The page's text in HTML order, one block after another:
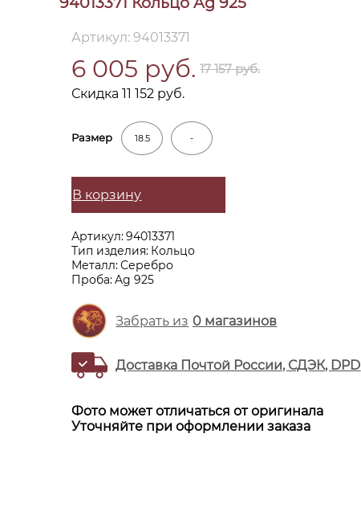
Артикул: 94013371
6 005 руб. 17 157 руб.
Скидка 11 152 руб.
Размер 18.5 -
В корзину
Артикул:94013371
Тип изделия: Кольцо
Металл:Серебро
Проба:Ag 925
Забрать из 0 магазинов
Доставка Почтой России, СДЭК, DPD
Фото может отличаться от оригинала
Уточняйте при оформлении заказа